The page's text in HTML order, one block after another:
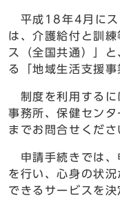
平成18年4月にス
は、介護給付と訓
ス（全国共通）」
る「地域生活支援事
制度を利用するに
事務所、保健セン
までお問合せくださ
申請手続きでは、
を行い、心身の状
できるサービスを決